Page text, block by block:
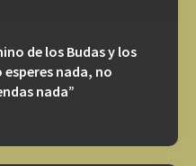
de los Budas y los
nada, no
nada”